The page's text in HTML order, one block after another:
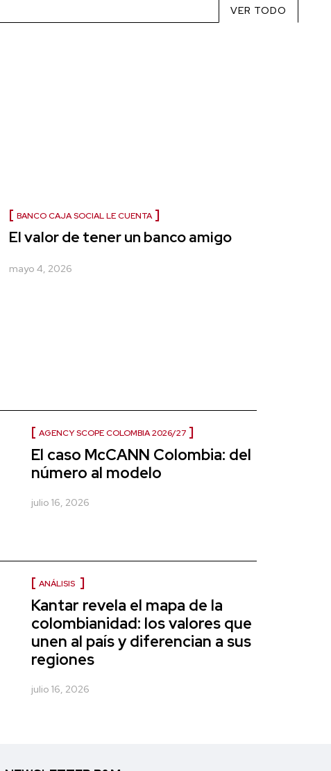
VER TODO
BANCO CAJA SOCIAL LE CUENTA
El valor de tener un banco amigo
mayo 4, 2026
AGENCY SCOPE COLOMBIA 2026/27
El caso McCANN Colombia: del
número al modelo
julio 16, 2026
ANÁLISIS
Kantar revela el mapa de la
colombianidad: los valores que
unen al país y diferencian a sus
regiones
julio 16, 2026